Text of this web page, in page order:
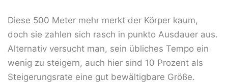
Diese 500 Meter mehr merkt der Körper kaum,
doch sie zahlen sich rasch in punkto Ausdauer aus.
Alternativ versucht man, sein übliches Tempo ein
wenig zu steigern, auch hier sind 10 Prozent als
Steigerungsrate eine gut bewältigbare Größe.